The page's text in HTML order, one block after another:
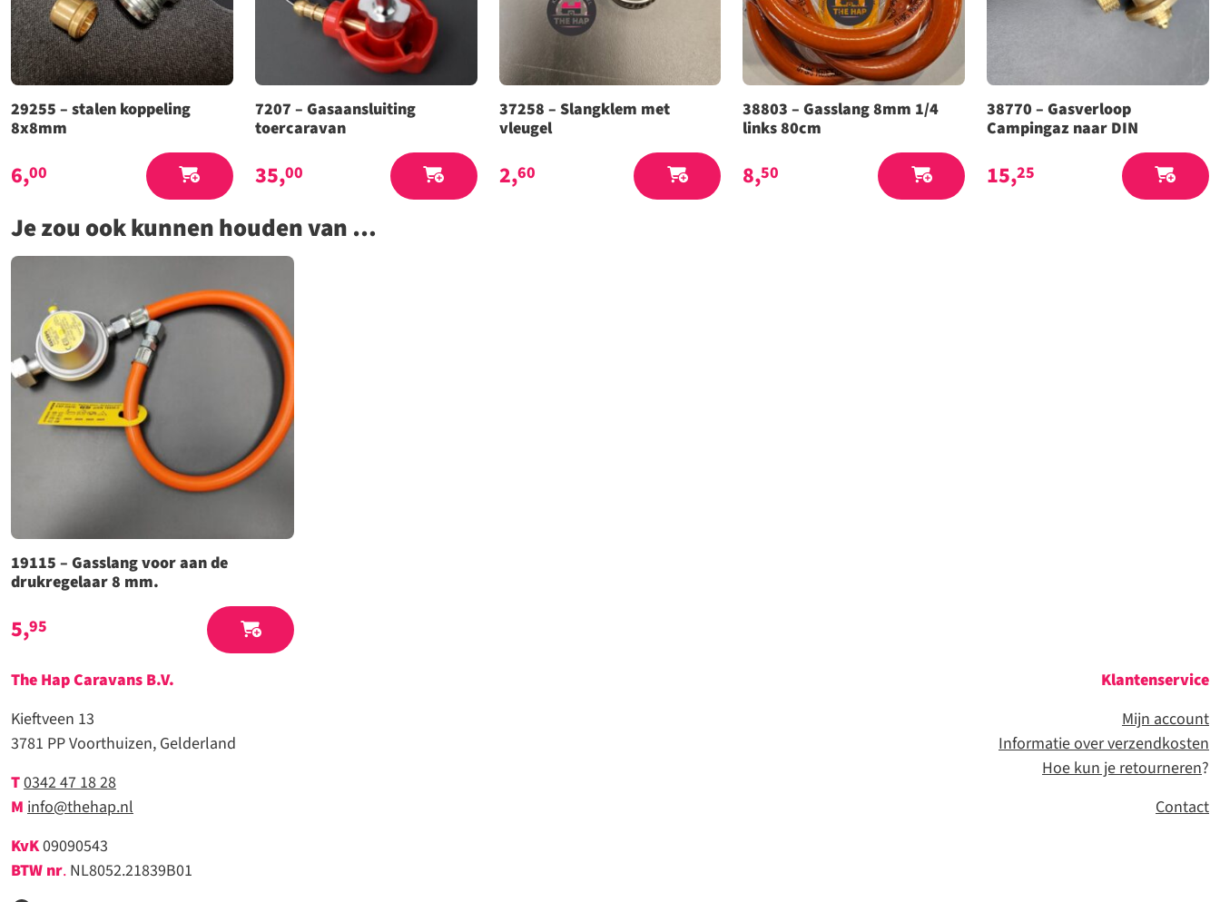
29255 – stalen koppeling
8x8mm
6,00
7207 – Gasaansluiting
toercaravan
35,00
37258 – Slangklem met
vleugel
2,60
38803 – Gasslang 8mm 1/4
links 80cm
8,50
38770 – Gasverloop
Campingaz naar DIN
15,25
Je zou ook kunnen houden van …
19115 – Gasslang voor aan de
drukregelaar 8 mm.
5,95
The Hap Caravans B.V.
Kieftveen 13
3781 PP Voorthuizen, Gelderland
T0342 47 18 28
M info@thehap.nl
KvK09090543
BTW nr. NL8052.21839B01
Klantenservice
Mijn account
Informatie over verzendkosten
Hoe kun je retourneren?
Contact